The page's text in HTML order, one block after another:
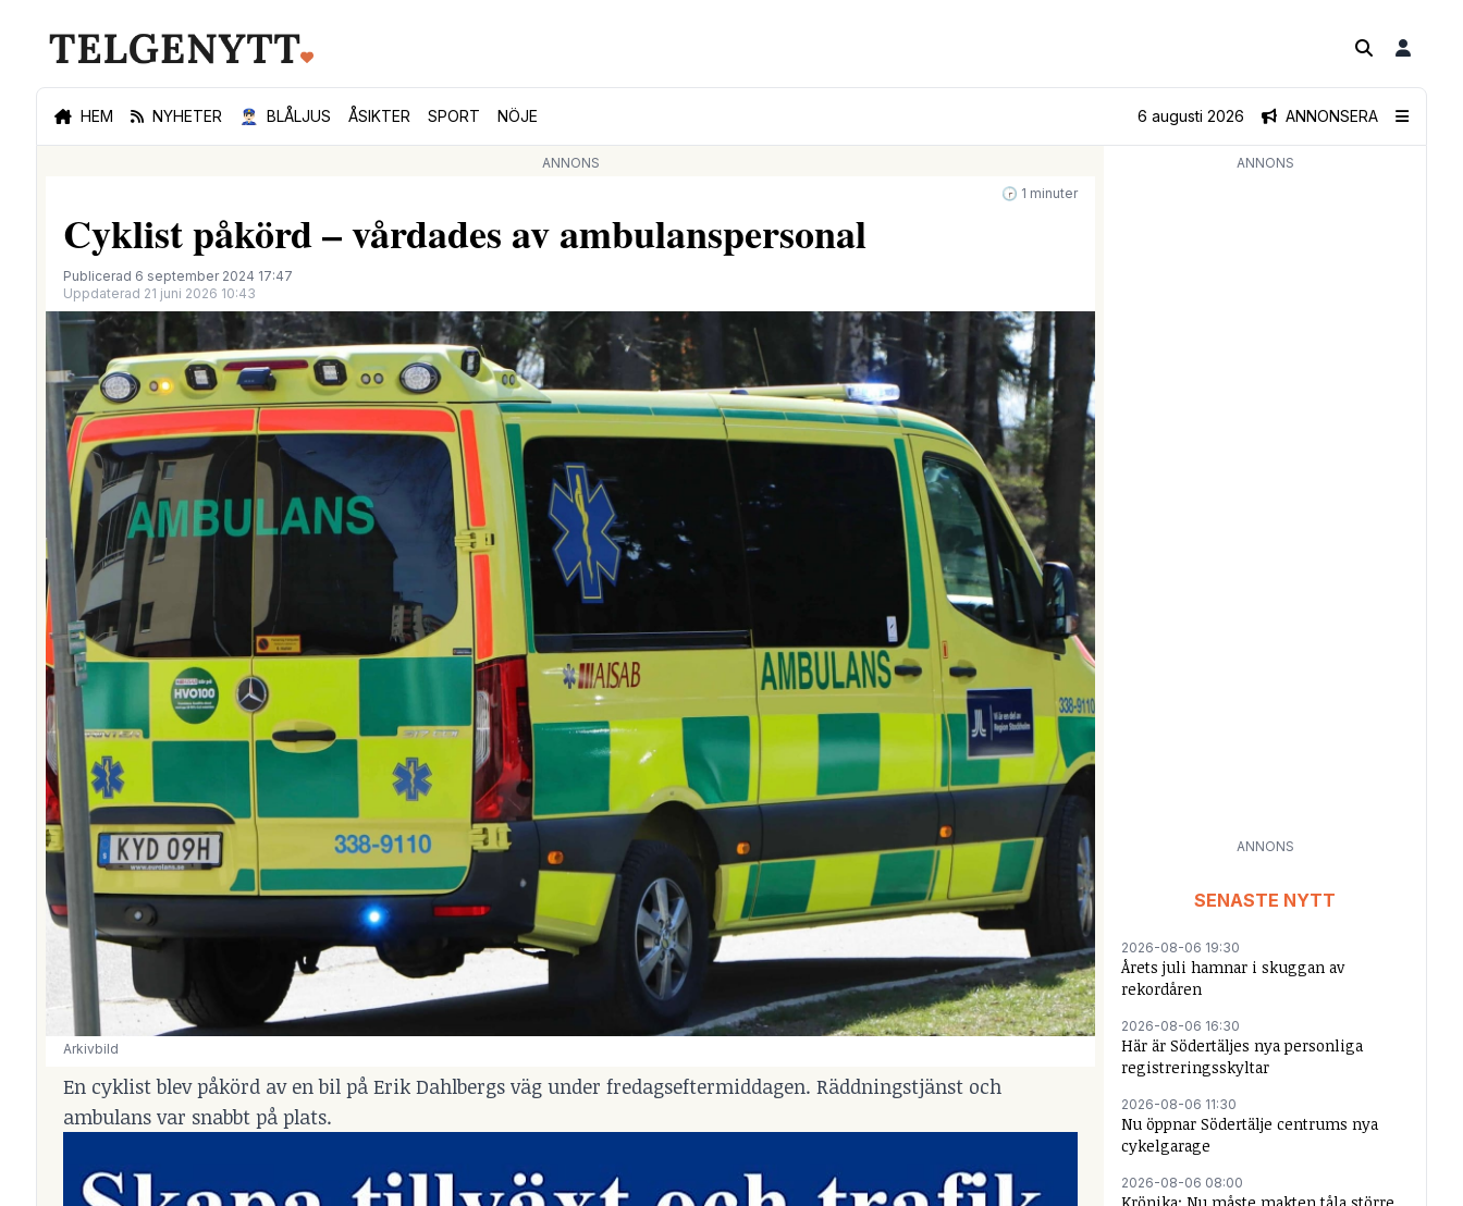
HEM NYHETER 👮🏻‍♂️ BLÅLJUS ÅSIKTER SPORT NÖJE ANNONSERA
6 augusti 2026
ANNONS
🕝 1 minuter
Cyklist påkörd – vårdades av ambulanspersonal
Publicerad 6 september 2024 17:47
Uppdaterad 21 juni 2026 10:43
Arkivbild
En cyklist blev påkörd av en bil på Erik Dahlbergs väg under fredagseftermiddagen. Räddningstjänst och
ambulans var snabbt på plats.
ANNONS
ANNONS
SENASTE NYTT
2026-08-06 19:30
Årets juli hamnar i skuggan av
rekordåren
2026-08-06 16:30
Här är Södertäljes nya personliga
registreringsskyltar
2026-08-06 11:30
Nu öppnar Södertälje centrums nya
cykelgarage
2026-08-06 08:00